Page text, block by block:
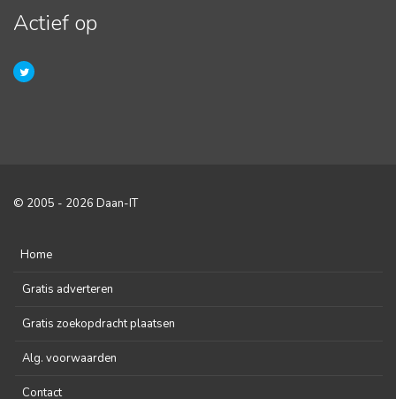
Actief op
© 2005 - 2026 Daan-IT
Home
Gratis adverteren
Gratis zoekopdracht plaatsen
Alg. voorwaarden
Contact